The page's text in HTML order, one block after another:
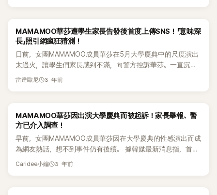
各自發展後，依然再次以團體身分緊密相連的現況。
亞、菲律賓等地繼續進行演出。 小編：頌樂要好好休息啊！😢
禁爭議而鬧得沸沸揚揚，舞台上的表演引起了爭議」，提及了相
關的事件。 華莎也提到：「惡意留言的程度太嚴重了⋯⋯本來沒
有特別在意惡評的，但這次卻有點嚴重。這是今年哭得最厲害
的一次，眼淚像瀑布一樣落下來」，吐露了沉重的心情。另外，
據悉家長人權保護團體不滿警方的罷免調查的決定，將計劃提
嗓子會跑掉，比起被起訴，我更擔心嗓子。我覺得這個舞臺台
太神奇了，擔心和害怕的事情站在舞台上也會被遺忘。」而觀眾
席上也立即響起了助威的吶喊聲。 華莎說：「我會帶著好運氣
前進。各位，最後一首歌準備好了嗎？ 會瘋掉嗎？PSY哥哥，
請多灑點水。」 她還說：「聽說哥哥在後台親自把水都潑出去，
情況下把手放在舌頭，19禁的舞蹈引起了網友們爭議。 此後，
有學生的家長以該表演引起觀眾不快的理由向警方告發華莎，
目前該投訴仍在審理中。 小編：華莎的回應超酷啊！😳
MAMAMOO華莎遭學生家長告發後首度上傳SNS！「意味深
長」照引網瘋狂猜測！
日前，女團MAMAMOO成員華莎在5月大學慶典中的尺度演出
太過火，讓學生們家長感到不滿，向警方控訴華莎。一直沉默
不言的華莎卻於昨（11）日上傳SNS，引起網友的關注。 11
女生是否華莎本人還是其他人。加上，華莎只是上傳了此照
片，而沒有任何文字附上，因而讓網友們開始瘋狂猜測華莎上
傳此照片的意圖。 由於照片中的女生是靜靜地看著洶湧的海
浪，讓網友們聯想起華莎最近看著圍繞自己爭議的樣子。認為
華莎上傳此照片是暗地裡影射著自己現在的處境般。 此前，據
雷達歐尼 3 年前
MAMAMOO華莎因出演大學慶典而被起訴！家長舉報、警
方已介入調查！
早前，女團MAMAMOO成員華莎因在大學慶典的性感演出而成
為網友熱話，想不到事件仍有後續。 據韓媒最新消息指，首爾
城東警察署在上個月22日接到學生家長人權保護團體舉報，就
Caridee小編 3 年前